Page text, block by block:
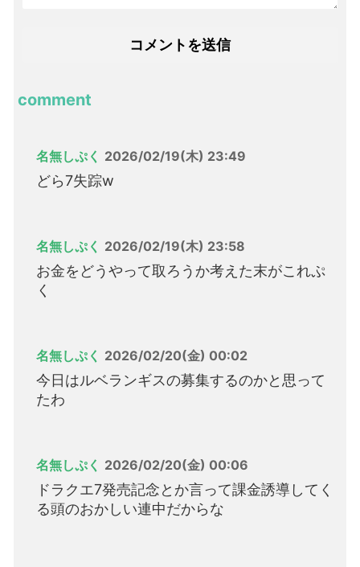
comment
名無しぷく 2026/02/19(木) 23:49
どら7失踪w
名無しぷく 2026/02/19(木) 23:58
お金をどうやって取ろうか考えた末がこれぷ
く
名無しぷく 2026/02/20(金) 00:02
今日はルベランギスの募集するのかと思って
たわ
名無しぷく 2026/02/20(金) 00:06
ドラクエ7発売記念とか言って課金誘導してく
る頭のおかしい連中だからな